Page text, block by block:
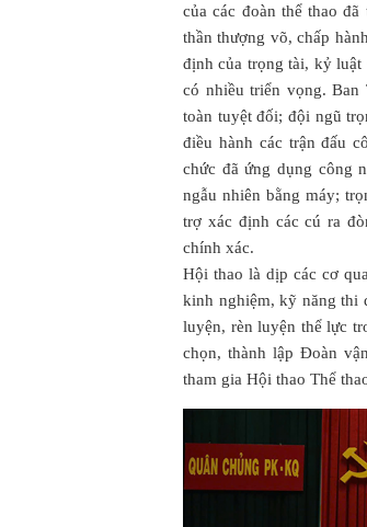
của các đoàn thể thao
thần thượng võ, chấp
định của trọng tài, kỷ luật
có nhiều triển vọng. Ban
toàn tuyệt đối; đội ngũ
điều hành các trận đấu
chức đã ứng dụng công
ngẫu nhiên bằng máy;
trợ xác định các cú ra
chính xác.
Hội thao là dịp các cơ
kinh nghiệm, kỹ năng thi
luyện, rèn luyện thể lực
chọn, thành lập Đoàn
tham gia Hội thao Thể